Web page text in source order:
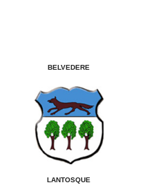
BELVEDERE
LANTOSQUE